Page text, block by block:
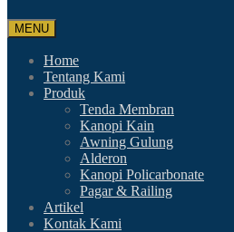
MENU
Home
Tentang Kami
Produk
Tenda Membran
Kanopi Kain
Awning Gulung
Alderon
Kanopi Policarbonate
Pagar & Railing
Artikel
Kontak Kami